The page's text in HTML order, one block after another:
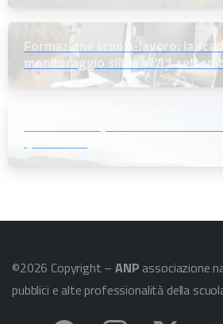
Formazione scuola-lavoro: la
monitoraggio slitta all’11
©2026 Copyright –ANP associazione
pubblici e alte professionalità della